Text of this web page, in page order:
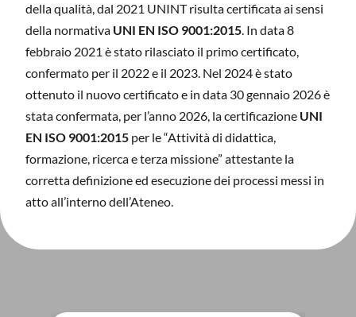
della qualità, dal 2021 UNINT risulta certificata ai sensi
della normativa UNI EN ISO 9001:2015. In data 8
febbraio 2021 è stato rilasciato il primo certificato,
confermato per il 2022 e il 2023. Nel 2024 è stato
ottenuto il nuovo certificato e in data 30 gennaio 2026 è
stata confermata, per l’anno 2026, la certificazione UNI
EN ISO 9001:2015 per le “Attività di didattica,
formazione, ricerca e terza missione” attestante la
corretta definizione ed esecuzione dei processi messi in
atto all’interno dell’Ateneo.